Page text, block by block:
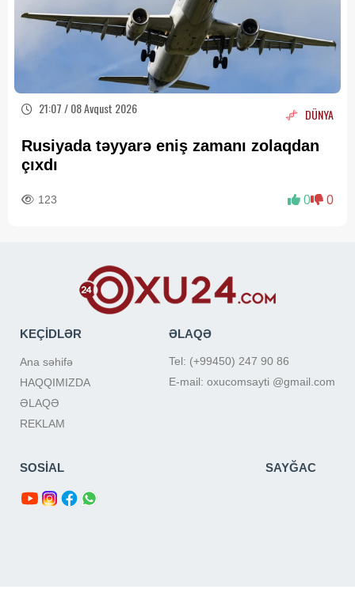
21:07 / 08 Avqust 2026 DÜNYA
Rusiyada təyyarə eniş zamanı zolaqdan
çıxdı
123 0 0
KEÇİDLƏR
Ana səhifə
HAQQIMIZDA
ƏLAQƏ
REKLAM
ƏLAQƏ
Tel: (+99450) 247 90 86
E-mail: oxucomsayti @gmail.com
SOSİAL SAYĞAC